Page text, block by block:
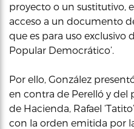
proyecto o un sustitutivo,
acceso a un documento
que es para uso exclusivo
Popular Democrático’.
Por ello, González
en contra de Perelló y del
de Hacienda, Rafael
con la orden emitida por